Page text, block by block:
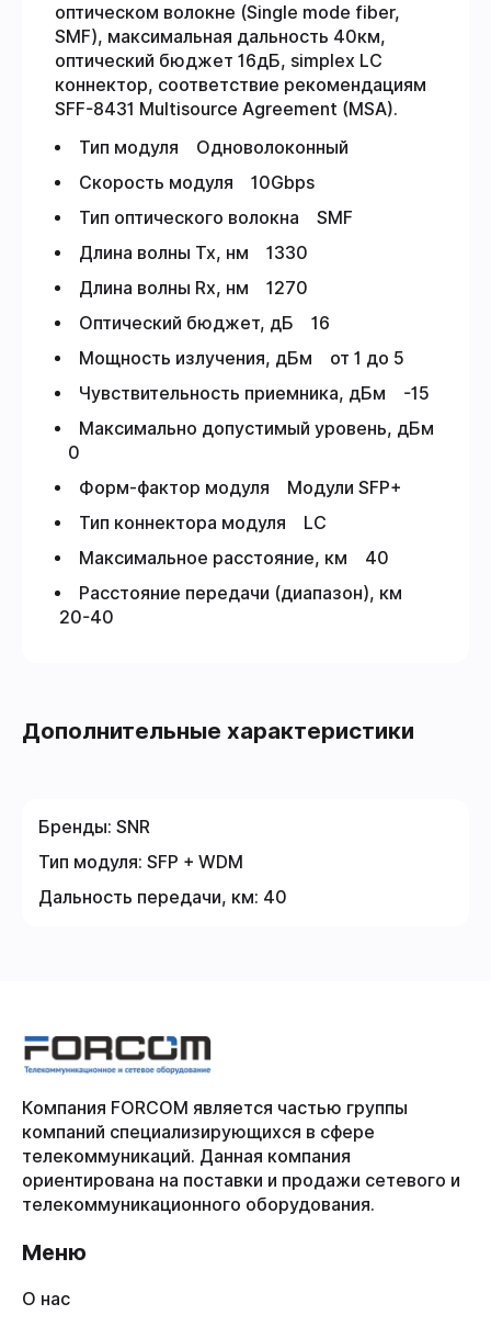
оптическом волокне (Single mode fiber,
SMF), максимальная дальность 40км,
оптический бюджет 16дБ, simplex LC
коннектор, соответствие рекомендациям
SFF-8431 Multisource Agreement (MSA).
Тип модуля Одноволоконный
Скорость модуля 10Gbps
Тип оптического волокна SMF
Длина волны Tx, нм 1330
Длина волны Rx, нм 1270
Оптический бюджет, дБ 16
Мощность излучения, дБм от 1 до 5
Чувствительность приемника, дБм -15
Максимально допустимый уровень, дБм
0
Форм-фактор модуля Модули SFP+
Тип коннектора модуля LC
Максимальное расстояние, км 40
Расстояние передачи (диапазон), км
20-40
Дополнительные характеристики
Бренды: SNR
Тип модуля: SFP + WDM
Дальность передачи, км: 40
Компания FORCOM является частью группы
компаний специализирующихся в сфере
телекоммуникаций. Данная компания
ориентирована на поставки и продажи сетевого и
телекоммуникационного оборудования.
Меню
О нас